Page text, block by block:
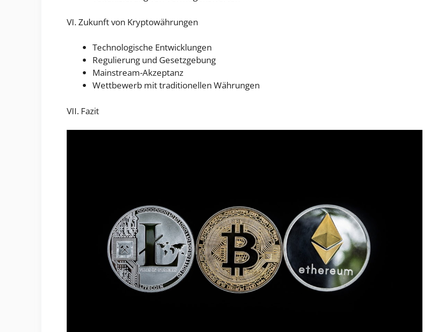
VI. Zukunft von Kryptowährungen
Technologische Entwicklungen
Regulierung und Gesetzgebung
Mainstream-Akzeptanz
Wettbewerb mit traditionellen Währungen
VII. Fazit